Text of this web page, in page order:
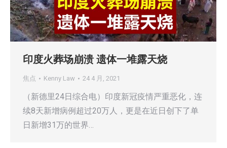
印度火葬场崩溃 遗体一堆露天烧
焦点 Kenny Law 24 4 月, 2021
（新德里24日综合电）印度新冠疫情严重恶化，连
续8天新增病例超过20万人，更是在近日创下了单
日新增31万的世界…